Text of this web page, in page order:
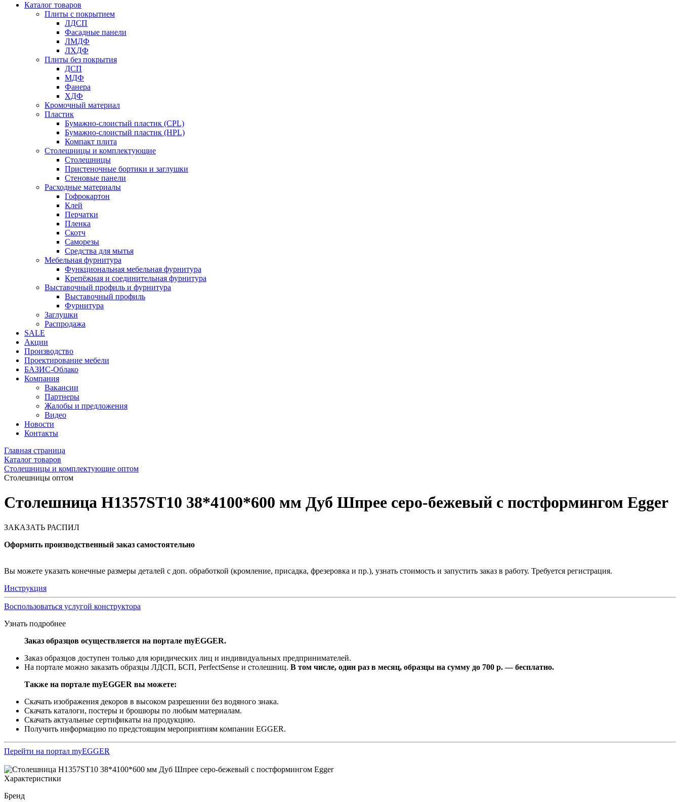
Каталог товаров
Плиты с покрытием
ЛДСП
Фасадные панели
ЛМДФ
ЛХДФ
Плиты без покрытия
ДСП
МДФ
Фанера
ХДФ
Кромочный материал
Пластик
Бумажно-слоистый пластик (CPL)
Бумажно-слоистый пластик (HPL)
Компакт плита
Столешницы и комплектующие
Столешницы
Пристеночные бортики и заглушки
Стеновые панели
Расходные материалы
Гофрокартон
Клей
Перчатки
Пленка
Скотч
Саморезы
Средства для мытья
Мебельная фурнитура
Функциональная мебельная фурнитура
Крепёжная и соединительная фурнитура
Выставочный профиль и фурнитура
Выставочный профиль
Фурнитура
Заглушки
Распродажа
SALE
Акции
Производство
Проектирование мебели
БАЗИС-Облако
Компания
Вакансии
Партнеры
Жалобы и предложения
Видео
Новости
Контакты
Главная страница
Каталог товаров
Столешницы и комплектующие оптом
Столешницы оптом
Столешница H1357ST10 38*4100*600 мм Дуб Шпрее серо-бежевый с постформингом Egger
ЗАКАЗАТЬ РАСПИЛ
Оформить производственный заказ самостоятельно
Вы можете указать конечные размеры деталей с доп. обработкой (кромление, присадка, фрезеровка и пр.), узнать стоимость и запустить заказ в работу. Требуется регистрация.
Инструкция
Воспользоваться услугой конструктора
Узнать подробнее
Заказ образцов осуществляется на портале myEGGER.
Заказ образцов доступен только для юридических лиц и индивидуальных предпринимателей.
На портале можно заказать образцы ЛДСП, БСП, PerfectSense и столешниц. В том числе, один раз в месяц, образцы на сумму до 700 р. — бесплатно.
Также на портале myEGGER вы можете:
Скачать изображения декоров в высоком разрешении без водяного знака.
Скачать каталоги, постеры и брошюры по любым материалам.
Скачать актуальные сертификаты на продукцию.
Получить информацию по предстоящим мероприятиям компании EGGER.
Перейти на портал myEGGER
Характеристики
Бренд